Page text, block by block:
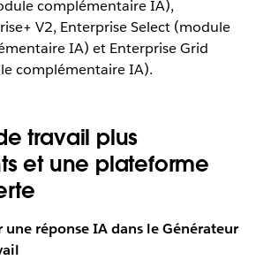
complémentaire IA),
V2, Enterprise Select (module
IA) et Enterprise Grid
complémentaire IA).
travail plus
et une plateforme
une réponse IA dans le Générateur